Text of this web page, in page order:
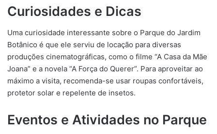
Curiosidades e Dicas
Uma curiosidade interessante sobre o Parque do Jardim
Botânico é que ele serviu de locação para diversas
produções cinematográficas, como o filme “A Casa da Mãe
Joana” e a novela “A Força do Querer”. Para aproveitar ao
máximo a visita, recomenda-se usar roupas confortáveis,
protetor solar e repelente de insetos.
Eventos e Atividades no Parque